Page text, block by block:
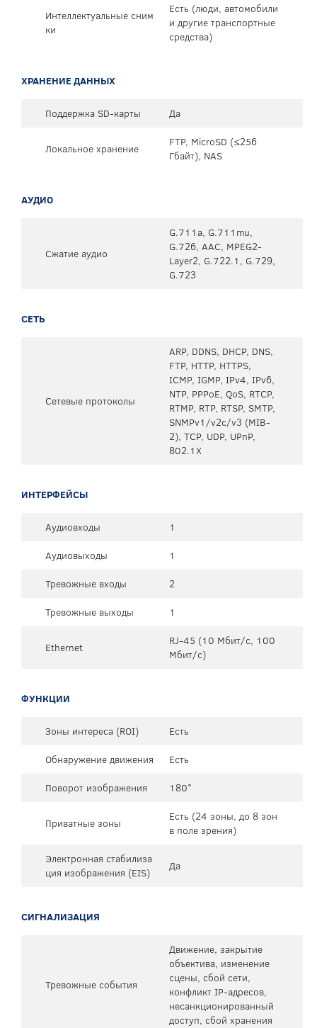
Интеллектуальные сним
ки
Есть (люди, автомобили
и другие транспортные
средства)
ХРАНЕНИЕ ДАННЫХ
Поддержка SD-карты Да
Локальное хранение
FTP, MicroSD (≤256
Гбайт), NAS
АУДИО
Сжатие аудио
G.711a, G.711mu,
G.726, AAC, MPEG2-
Layer2, G.722.1, G.729,
G.723
СЕТЬ
Сетевые протоколы
ARP, DDNS, DHCP, DNS,
FTP, HTTP, HTTPS,
ICMP, IGMP, IPv4, IPv6,
NTP, PPPoE, QoS, RTCP,
RTMP, RTP, RTSP, SMTP,
SNMPv1/v2c/v3 (MIB-
2), TCP, UDP, UPnP,
802.1X
ИНТЕРФЕЙСЫ
Аудиовходы
1
Аудиовыходы
1
Тревожные входы
2
Тревожные выходы
1
Ethernet
RJ-45 (10 Мбит/с, 100
Мбит/с)
ФУНКЦИИ
Зоны интереса (ROI)
Есть
Обнаружение движения
Есть
Поворот изображения
180°
Приватные зоны
Есть (24 зоны, до 8 зон
в поле зрения)
Электронная стабилиза
ция изображения (EIS)
Да
СИГНАЛИЗАЦИЯ
Тревожные события
Движение, закрытие
объектива, изменение
сцены, сбой сети,
конфликт IP-адресов,
несанкционированный
доступ, сбой хранения